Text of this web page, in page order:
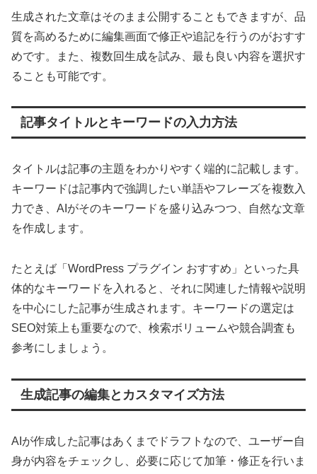
生成された文章はそのまま公開することもできますが、品
質を高めるために編集画面で修正や追記を行うのがおすす
めです。また、複数回生成を試み、最も良い内容を選択す
ることも可能です。
記事タイトルとキーワードの入力方法
タイトルは記事の主題をわかりやすく端的に記載します。
キーワードは記事内で強調したい単語やフレーズを複数入
力でき、AIがそのキーワードを盛り込みつつ、自然な文章
を作成します。
たとえば「WordPress プラグイン おすすめ」といった具
体的なキーワードを入れると、それに関連した情報や説明
を中心にした記事が生成されます。キーワードの選定は
SEO対策上も重要なので、検索ボリュームや競合調査も
参考にしましょう。
生成記事の編集とカスタマイズ方法
AIが作成した記事はあくまでドラフトなので、ユーザー自
身が内容をチェックし、必要に応じて加筆・修正を行いま